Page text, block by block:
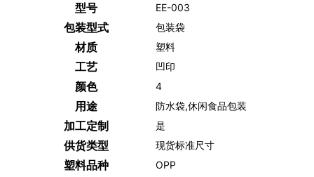
型号 EE-003
包装型式 包装袋
材质 塑料
工艺 凹印
颜色 4
用途 防水袋,休闲食品包装
加工定制 是
供货类型 现货标准尺寸
塑料品种 OPP